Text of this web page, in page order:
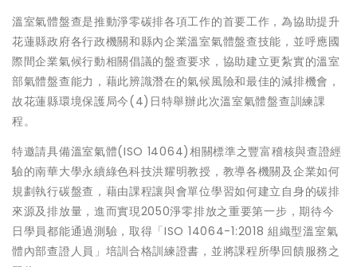
溫室氣體盤查是推動淨零碳排各項工作的首要工作，為協助提升
花蓮縣政府各行政機關和縣內企業溫室氣體盤查技能，並呼應國
際間企業氣候行動相關倡議的盤查要求，協助建立更紮實的溫室
部氣體盤查能力，藉此辨識潛在的氣候風險和最佳的減排機會，
故花蓮縣環境保護局今(4)日特舉辦此次溫室氣體盤查訓練課
程。
特邀請具備溫室氣體(ISO 14064)相關標準之豐富稽核與查證經
驗的南華大學永續綠色科技洪耀明教授，教導各機關及企業如何
規劃執行碳盤查，藉由課程讓與會單位學習如何建立自身的碳排
來源及排放量，進而實現2050淨零排放之重要第一步，期待今
日學員都能通過測驗，取得「ISO 14064-1:2018 組織型溫室氣
體內部查證人員」培訓合格訓練證書，並將課程所學回饋服務之